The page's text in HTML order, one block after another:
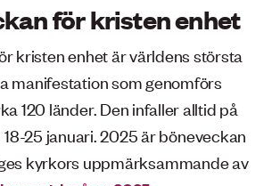
för kristen enhet
kristen enhet är världens största
manifestation som genomförs
120 länder. Den infaller alltid på
25 januari. 2025 är böneveckan
kyrkors uppmärksammande av